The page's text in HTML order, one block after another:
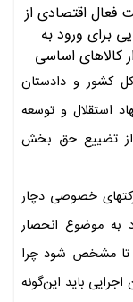
کشور و دادستان
استقلال و توسعه
از تضییع حق بخش
خصوصی دچار
به موضوع انحصار
تا مشخص شود چرا
باید این‌گونه